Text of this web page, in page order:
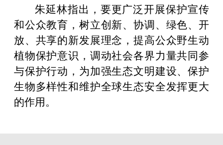
朱延林指出，要更广泛开展保护宣传
和公众教育，树立创新、协调、绿色、开
放、共享的新发展理念，提高公众野生动
植物保护意识，调动社会各界力量共同参
与保护行动，为加强生态文明建设、保护
生物多样性和维护全球生态安全发挥更大
的作用。